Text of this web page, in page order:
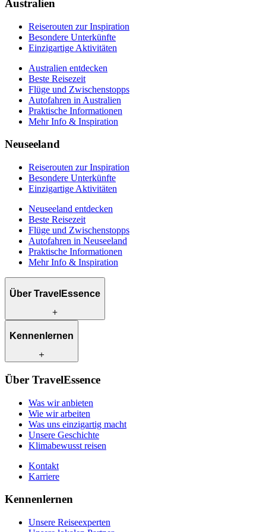
Australien
Reiserouten zur Inspiration
Besondere Unterkünfte
Einzigartige Aktivitäten
Australien entdecken
Beste Reisezeit
Flüge und Zwischenstopps
Autofahren in Australien
Praktische Informationen
Mehr Info & Inspiration
Neuseeland
Reiserouten zur Inspiration
Besondere Unterkünfte
Einzigartige Aktivitäten
Neuseeland entdecken
Beste Reisezeit
Flüge und Zwischenstopps
Autofahren in Neuseeland
Praktische Informationen
Mehr Info & Inspiration
Über TravelEssence
Was wir anbieten
Was uns einzigartig macht
Klimabewusst reisen
Kontakt
Karriere
Kennenlernen
Unsere Reiseexperten
Unsere Kunden
Über TravelEssence
Was wir anbieten
Wie wir arbeiten
Was uns einzigartig macht
Unsere Geschichte
Klimabewusst reisen
Kontakt
Karriere
Kennenlernen
Unsere Reiseexperten